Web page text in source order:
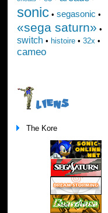
sonic• segasonic •
«sega saturn» •
switch • histoire• 32x •
cameo
LIENS
The Kore